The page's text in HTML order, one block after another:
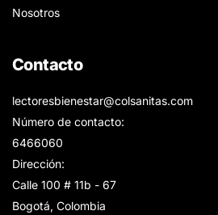
Nosotros
Contacto
lectoresbienestar@colsanitas.com
Número de contacto:
6466060
Dirección:
Calle 100 # 11b - 67
Bogotá, Colombia